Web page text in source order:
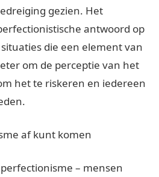
gezien. Het
antwoord op
die een element van
om de perceptie van het
het te riskeren en iedereen
af kunt komen
– mensen